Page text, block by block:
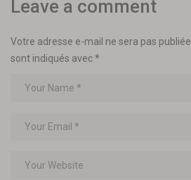
Leave a comment
Votre adresse e-mail ne sera pas publiée.
sont indiqués avec*